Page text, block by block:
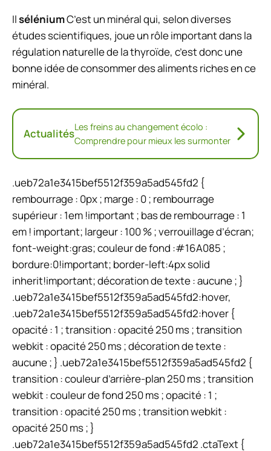
IlséléniumC’est un minéral qui, selon diverses
études scientifiques, joue un rôle important dans la
régulation naturelle de la thyroïde, c’est donc une
bonne idée de consommer des aliments riches en ce
minéral.
ActualitésLes freins au changement écolo :
Comprendre pour mieux les surmonter
.ueb72a1e3415bef5512f359a5ad545fd2 {
rembourrage : 0px ; marge : 0 ; rembourrage
supérieur : 1em !important ; bas de rembourrage : 1
em ! important; largeur : 100 % ; verrouillage d’écran;
font-weight:gras; couleur de fond :#16A085 ;
bordure:0!important; border-left:4px solid
inherit!important; décoration de texte : aucune ; }
.ueb72a1e3415bef5512f359a5ad545fd2:hover,
.ueb72a1e3415bef5512f359a5ad545fd2:hover {
opacité : 1 ; transition : opacité 250 ms ; transition
webkit : opacité 250 ms ; décoration de texte :
aucune ; } .ueb72a1e3415bef5512f359a5ad545fd2 {
transition : couleur d’arrière-plan 250 ms ; transition
webkit : couleur de fond 250 ms ; opacité : 1 ;
transition : opacité 250 ms ; transition webkit :
opacité 250 ms ; }
.ueb72a1e3415bef5512f359a5ad545fd2 .ctaText {